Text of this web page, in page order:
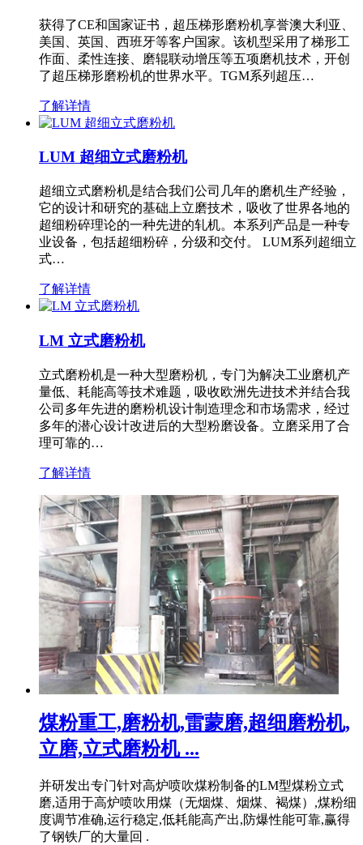
获得了CE和国家证书，超压梯形磨粉机享誉澳大利亚、
美国、英国、西班牙等客户国家。该机型采用了梯形工
作面、柔性连接、磨辊联动增压等五项磨机技术，开创
了超压梯形磨粉机的世界水平。TGM系列超压…
了解详情
LUM 超细立式磨粉机
超细立式磨粉机是结合我们公司几年的磨机生产经验，
它的设计和研究的基础上立磨技术，吸收了世界各地的
超细粉碎理论的一种先进的轧机。本系列产品是一种专
业设备，包括超细粉碎，分级和交付。 LUM系列超细立
式…
了解详情
LM 立式磨粉机
立式磨粉机是一种大型磨粉机，专门为解决工业磨机产
量低、耗能高等技术难题，吸收欧洲先进技术并结合我
公司多年先进的磨粉机设计制造理念和市场需求，经过
多年的潜心设计改进后的大型粉磨设备。立磨采用了合
理可靠的…
了解详情
煤粉重工,磨粉机,雷蒙磨,超细磨粉机,
立磨,立式磨粉机 ...
并研发出专门针对高炉喷吹煤粉制备的LM型煤粉立式
磨,适用于高炉喷吹用煤（无烟煤、烟煤、褐煤）,煤粉细
度调节准确,运行稳定,低耗能高产出,防爆性能可靠,赢得
了钢铁厂的大量回 .